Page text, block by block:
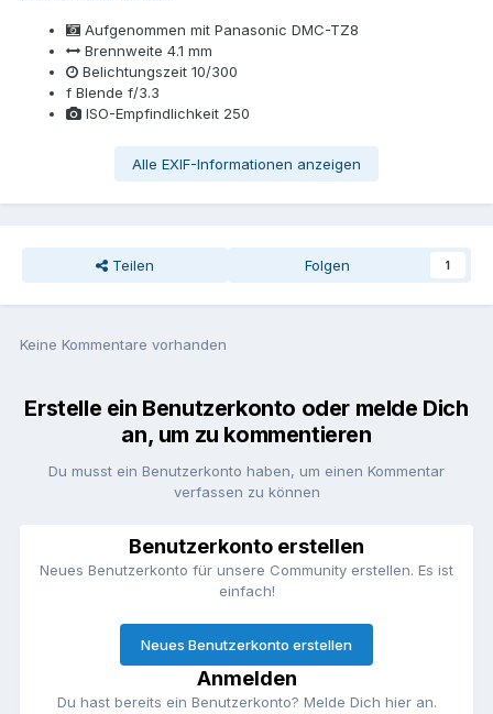
Aufgenommen mit Panasonic DMC-TZ8
Brennweite 4.1 mm
Belichtungszeit 10/300
f Blende f/3.3
ISO-Empfindlichkeit 250
Alle EXIF-Informationen anzeigen
Teilen Folgen 1
Keine Kommentare vorhanden
Erstelle ein Benutzerkonto oder melde Dich
an, um zu kommentieren
Du musst ein Benutzerkonto haben, um einen Kommentar
verfassen zu können
Benutzerkonto erstellen
Neues Benutzerkonto für unsere Community erstellen. Es ist
einfach!
Neues Benutzerkonto erstellen
Anmelden
Du hast bereits ein Benutzerkonto? Melde Dich hier an.